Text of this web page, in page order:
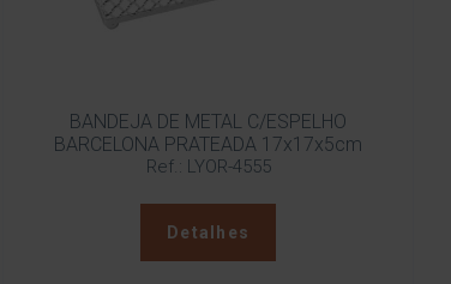
BANDEJA DE METAL C/ESPELHO
BARCELONA PRATEADA 17x17x5cm
Ref.: LYOR-4555
Detalhes